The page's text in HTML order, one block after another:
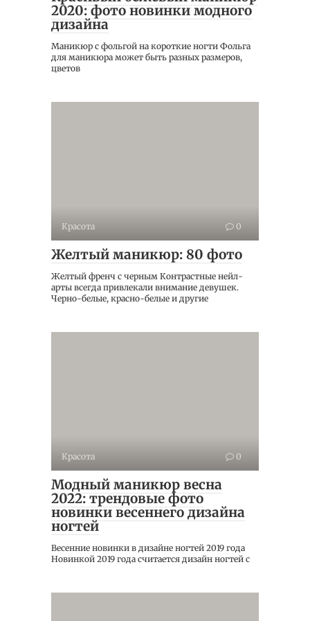
2020: фото новинки модного
дизайна
Маникюр с фольгой на короткие ногти Фольга
для маникюра может быть разных размеров,
цветов
Красота 0
Желтый маникюр: 80 фото
Желтый френч с черным Контрастные нейл-
арты всегда привлекали внимание девушек.
Черно-белые, красно-белые и другие
Красота 0
Модный маникюр весна
2022: трендовые фото
новинки весеннего дизайна
ногтей
Весенние новинки в дизайне ногтей 2019 года
Новинкой 2019 года считается дизайн ногтей с